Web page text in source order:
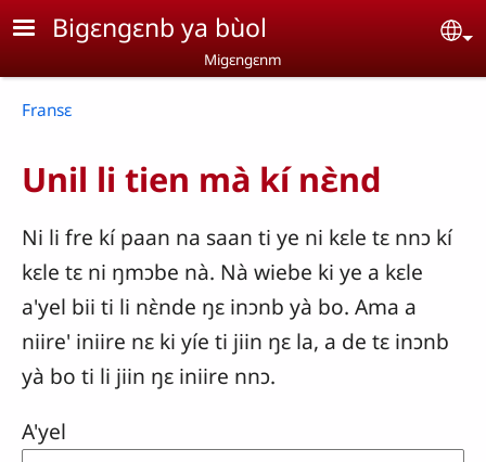
Aller au contenu principal
Bigɛngɛnb ya bùol
Migɛngɛnm
Breadcrumb
Fransɛ
Unil li tien mà kí nɛ̀nd
Ni li fre kí paan na saan ti ye ni kɛle tɛ nnɔ kí
kɛle tɛ ni ŋmɔbe nà. Nà wiebe ki ye a kɛle
a'yel bii ti li nɛ̀nde ŋɛ inɔnb yà bo. Ama a
niire' iniire nɛ ki yíe ti jiin ŋɛ la, a de tɛ inɔnb
yà bo ti li jiin ŋɛ iniire nnɔ.
A'yel